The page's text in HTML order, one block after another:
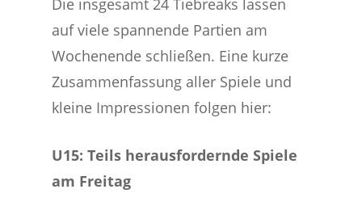
Die insgesamt 24 Tiebreaks lassen
auf viele spannende Partien am
Wochenende schließen. Eine kurze
Zusammenfassung aller Spiele und
kleine Impressionen folgen hier:
U15: Teils herausfordernde Spiele
am Freitag